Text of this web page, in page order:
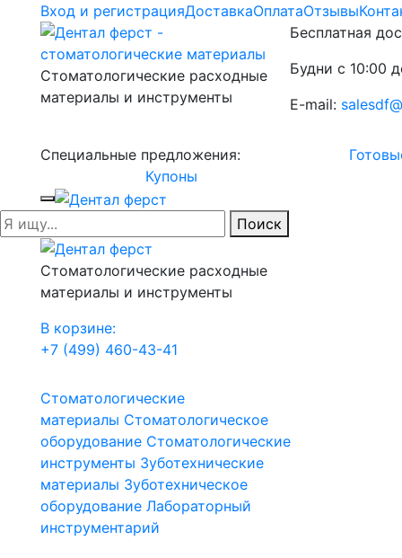
Вход и регистрацияДоставкаОплатаОтзывы
Стоматологические расходные
материалы и инструменты
Бесплатная
Будни с 10:00
E-mail:
Специальные предложения:
Купоны
Поиск
Стоматологические расходные
материалы и инструменты
В корзине:
+7 (499) 460-43-41
Стоматологические
материалы Стоматологическое
оборудование Стоматологические
инструменты Зуботехнические
материалы Зуботехническое
оборудование Лабораторный
инструментарий